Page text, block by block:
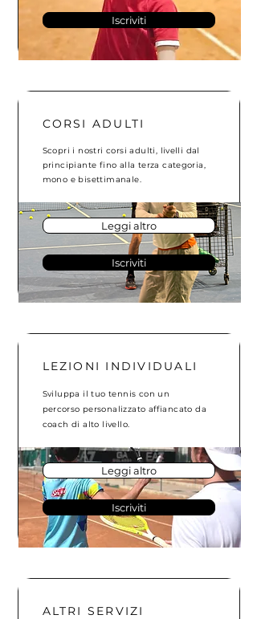
Iscriviti
CORSI ADULTI
Scopri i nostri corsi adulti, livelli dal
principiante fino alla terza categoria,
mono e bisettimanale.
Leggi altro
Iscriviti
LEZIONI INDIVIDUALI
Sviluppa il tuo tennis con un
percorso personalizzato affiancato da
coach di alto livello.
Leggi altro
Iscriviti
ALTRI SERVIZI